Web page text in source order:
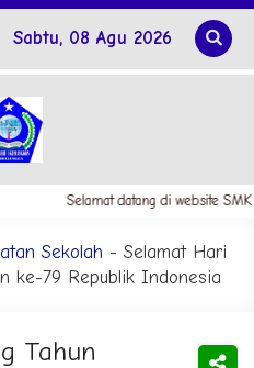
Sabtu, 08 Agu 2026
Selamat datang di website SMK
Sekolah - Selamat Hari
ke-79 Republik Indonesia
Tahun